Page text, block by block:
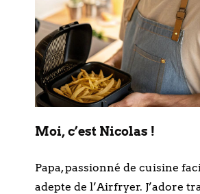
Moi, c’est Nicolas !
Papa, passionné de cuisine
adepte de l’Airfryer. J’adore